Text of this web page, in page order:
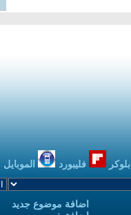
بلوكر فليبورد الموبايل
اضافة موضوع جديد